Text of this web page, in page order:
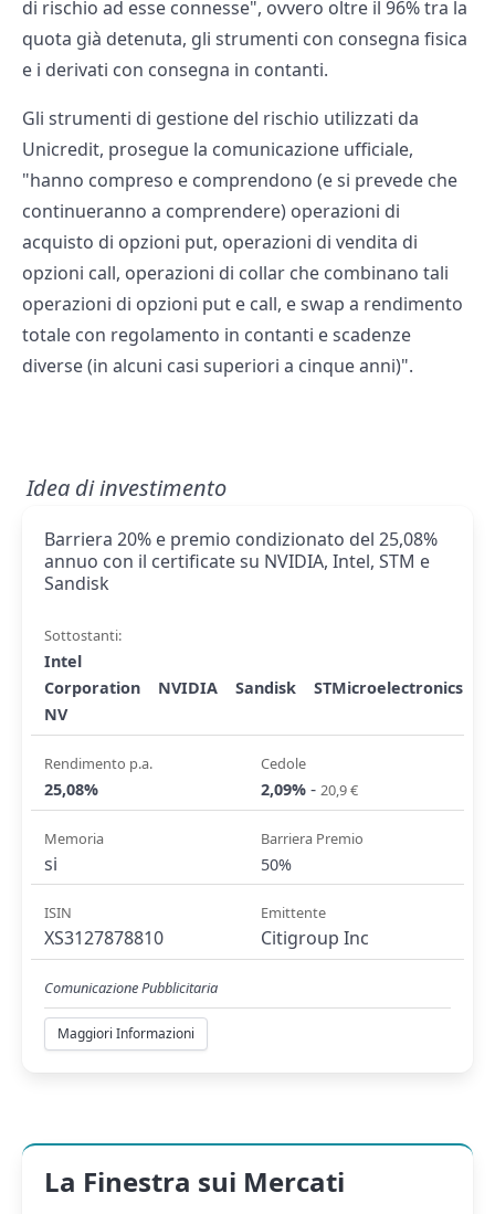
di rischio ad esse connesse", ovvero oltre il 96% tra la
quota già detenuta, gli strumenti con consegna fisica
e i derivati con consegna in contanti.
Gli strumenti di gestione del rischio utilizzati da
Unicredit, prosegue la comunicazione ufficiale,
"hanno compreso e comprendono (e si prevede che
continueranno a comprendere) operazioni di
acquisto di opzioni put, operazioni di vendita di
opzioni call, operazioni di collar che combinano tali
operazioni di opzioni put e call, e swap a rendimento
totale con regolamento in contanti e scadenze
diverse (in alcuni casi superiori a cinque anni)".
Idea di investimento
Barriera 20% e premio condizionato del 25,08%
annuo con il certificate su NVIDIA, Intel, STM e
Sandisk
Sottostanti:
Intel
Corporation
NVIDIA Sandisk
STMicroelectronics
NV
Rendimento p.a.
25,08%
Cedole
2,09% - 20,9 €
Memoria
si
Barriera Premio
50%
ISIN
XS3127878810
Emittente
Citigroup Inc
Comunicazione Pubblicitaria
Maggiori Informazioni
La Finestra sui Mercati